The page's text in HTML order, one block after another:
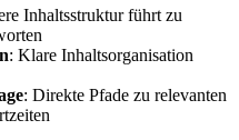
Inhaltsstruktur führt zu
: Klare Inhaltsorganisation
: Direkte Pfade zu relevanten